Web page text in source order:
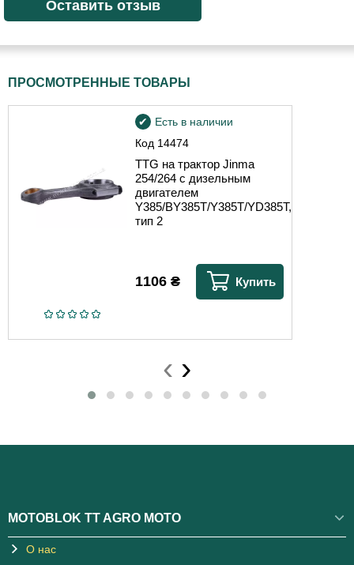
ПРОСМОТРЕННЫЕ ТОВАРЫ
Код 14474
Есть в наличии
TTG на трактор Jinma
254/264 с дизельным
двигателем
Y385/BY385T/Y385T/YD385T,
тип 2
1106 ₴ Купить
‹ ›
MOTOBLOK TT AGRO MOTO
О нас